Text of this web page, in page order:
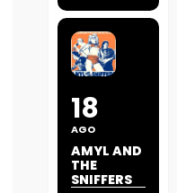
18
AGO
AMYL AND
THE
SNIFFERS